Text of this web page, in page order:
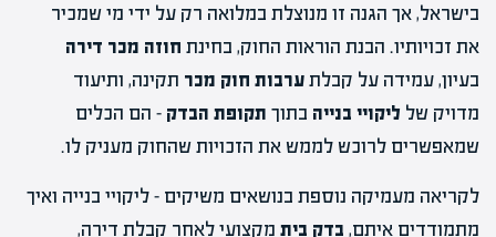
בישראל, אך הגנה זו מנוצלת במלואה רק על ידי מי שמכיר
את זכויותיו. הבנת הוראות החוק, בחינת חוזה מכר דירה
בעיון, עמידה על קבלתערבות חוק מכר תקינה, ותיעוד
מדויק של ליקויי בנייה בתוך תקופת הבדק – הם הכלים
שמאפשרים לרוכש לממש את הזכויות שהחוק מעניק לו.
לקריאה מעמיקה נוספת בנושאים משיקים – ליקויי בנייה ואיך
מתמודדים איתם, בדק בית מקצועי לאחר קבלת דירה,